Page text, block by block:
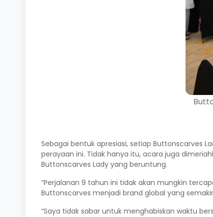
Sebagai bentuk apresiasi, setiap Buttonscarves
perayaan ini. Tidak hanya itu, acara juga
Buttonscarves Lady yang beruntung.
“Perjalanan 9 tahun ini tidak akan mungkin
Buttonscarves menjadi brand global yang
“Saya tidak sabar untuk menghabiskan waktu